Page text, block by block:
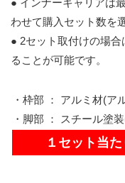
わせて購入セット数を
● 2セット取付けの場
ることが可能です。
・枠部 ： アルミ材(ア
・脚部 ： スチール塗
１セット当